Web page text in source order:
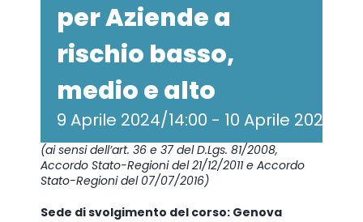
per Aziende a
rischio basso,
medio e alto
9 Aprile 2024/14:00 - 10 Aprile 2024/
(ai sensi dell’art. 36 e 37 del D.Lgs. 81/2008,
Accordo Stato-Regioni del 21/12/2011 e Accordo
Stato-Regioni del 07/07/2016)
Sede di svolgimento del corso: Genova